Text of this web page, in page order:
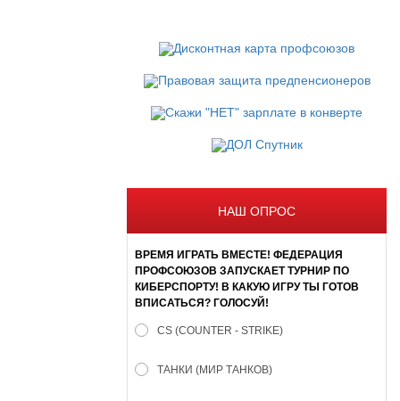
НАШ ОПРОС
ВРЕМЯ ИГРАТЬ ВМЕСТЕ! ФЕДЕРАЦИЯ
ПРОФСОЮЗОВ ЗАПУСКАЕТ ТУРНИР ПО
КИБЕРСПОРТУ! В КАКУЮ ИГРУ ТЫ ГОТОВ
ВПИСАТЬСЯ? ГОЛОСУЙ!
CS (COUNTER - STRIKE)
ТАНКИ (МИР ТАНКОВ)